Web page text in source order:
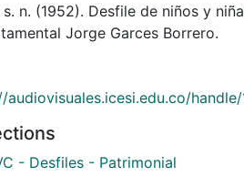
s. n. (1952). Desfile de niños y
Jorge Garces Borrero.
audiovisuales.icesi.edu.co/
- Desfiles - Patrimonial